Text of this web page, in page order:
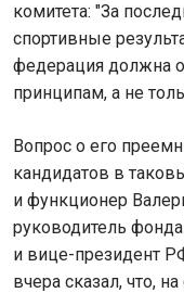
комитета: "За
спортивные
федерация должна
принципам, а не
Вопрос о его
кандидатов в
и функционер
руководитель
и вице-президент
вчера сказал, что,